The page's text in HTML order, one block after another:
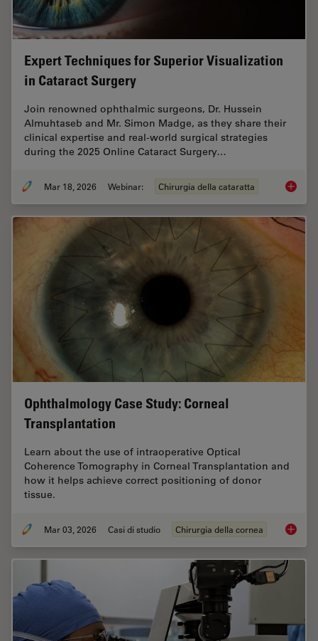
Expert Techniques for Superior Visualization
in Cataract Surgery
Join renowned ophthalmic surgeons, Dr. Hussein
Almuhtaseb and Mr. Simon Madge, as they share their
clinical expertise and real-world surgical strategies
during the 2025 Online Cataract Surgery…
Mar 18, 2026 Webinar: Chirurgia della cataratta Expert
Ophthalmology Case Study: Corneal
Transplantation
Learn about the use of intraoperative Optical
Coherence Tomography in Corneal Transplantation and
how it helps achieve correct positioning of donor
tissue.
Mar 03, 2026 Casi di studio Chirurgia della cornea